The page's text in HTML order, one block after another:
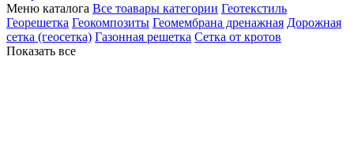
Меню каталога Все тоавары категории Геотекстиль
Георешетка Геокомпозиты Геомембрана дренажная Дорожная
сетка (геосетка) Газонная решетка Сетка от кротов
Показать все